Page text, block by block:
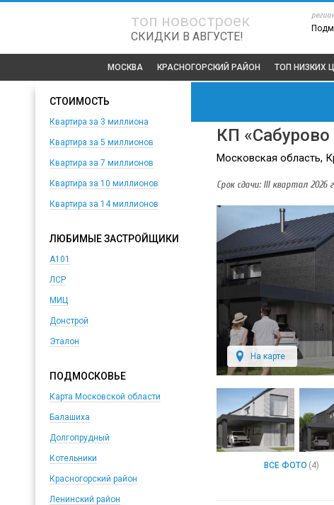
топ новостроек
СКИДКИ В АВГУСТЕ!
МОСКВА КРАСНОГОРСКИЙ РАЙОН ТОП НИЗКИХ
СТОИМОСТЬ
Квартира за 3 миллиона
Квартира за 5 миллионов
Квартира за 7 миллионов
Квартира за 10 миллионов
Квартира за 14 миллионов
ЛЮБИМЫЕ ЗАСТРОЙЩИКИ
А101
ЛСР
МИЦ
Донстрой
Эталон
ПОДМОСКОВЬЕ
Карта Московской области
Балашиха
Долгопрудный
Котельники
Красногорский район
Ленинский район
КП «Сабурово
Московская область,
Срок сдачи: III квартал 2026
На карте
ВСЕ ФОТО (4)